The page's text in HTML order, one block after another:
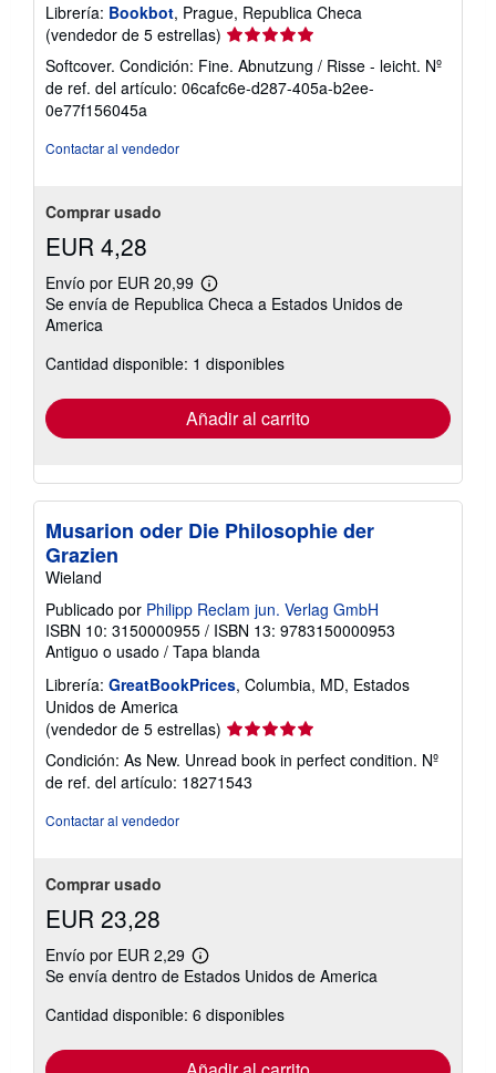
Librería: Bookbot, Prague, Republica Checa
(vendedor de 5 estrellas) Calificación
del
vendedor:
5
Softcover. Condición: Fine. Abnutzung / Risse - leicht. Nº
de ref. del artículo: 06cafc6e-d287-405a-b2ee-
0e77f156045a
Contactar al vendedor
Comprar usado
EUR 4,28
Envío por EUR 20,99
Más
información
tarifas
de
Se envía de Republica Checa a Estados Unidos de
America
Cantidad disponible: 1 disponibles
Añadir al carrito
Musarion oder Die Philosophie der
Grazien
Wieland
Publicado por Philipp Reclam jun. Verlag GmbH
ISBN 10: 3150000955 / ISBN 13: 9783150000953
Antiguo o usado / Tapa blanda
Librería: GreatBookPrices, Columbia, MD, Estados
Unidos de America
(vendedor de 5 estrellas) Calificación
del
vendedor:
5
Condición: As New. Unread book in perfect condition. Nº
de ref. del artículo: 18271543
Contactar al vendedor
Comprar usado
EUR 23,28
Envío por EUR 2,29
Más
información
las
tarifas
envío
Se envía dentro de Estados Unidos de America
Cantidad disponible: 6 disponibles